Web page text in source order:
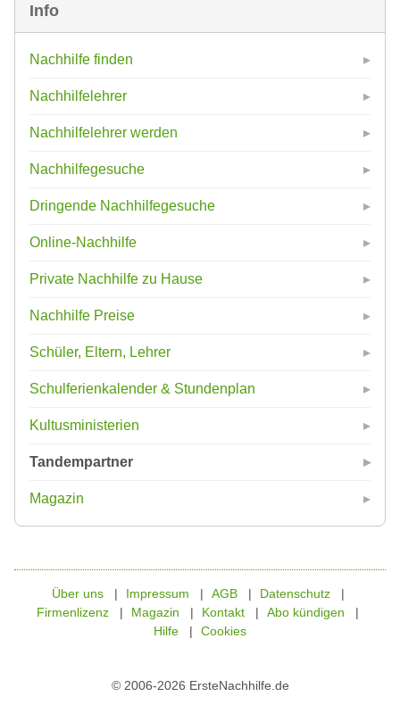
Info
Nachhilfe finden
Nachhilfelehrer
Nachhilfelehrer werden
Nachhilfegesuche
Dringende Nachhilfegesuche
Online-Nachhilfe
Private Nachhilfe zu Hause
Nachhilfe Preise
Schüler, Eltern, Lehrer
Schulferienkalender & Stundenplan
Kultusministerien
Tandempartner
Magazin
© 2006-2026 ErsteNachhilfe.de
Über uns Impressum AGB
Datenschutz
Firmenlizenz
Magazin Kontakt
Abo kündigen
Hilfe
Cookies